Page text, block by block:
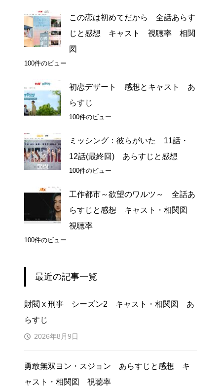
この恋は初めてだから 全話あらす
じと感想 キャスト 視聴率 相関
図
100件のビュー
初恋デザート 感想とキャスト あ
らすじ
100件のビュー
ミッシング：彼らがいた 11話・
12話(最終回) あらすじと感想
100件のビュー
工作都市～欲望のワルツ～ 全話あ
らすじと感想 キャスト・相関図
視聴率
100件のビュー
最近の記事一覧
財閥 x 刑事 シーズン2 キャスト・相関図 あ
らすじ
2026年8月9日
勇敢無双ヨン・スジョン あらすじと感想 キ
ャスト・相関図 視聴率